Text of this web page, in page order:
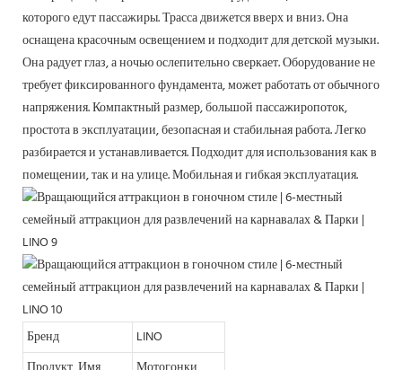
которого едут пассажиры. Трасса движется вверх и вниз. Она
оснащена красочным освещением и подходит для детской музыки.
Она радует глаз, а ночью ослепительно сверкает. Оборудование не
требует фиксированного фундамента, может работать от обычного
напряжения. Компактный размер, большой пассажиропоток,
простота в эксплуатации, безопасная и стабильная работа. Легко
разбирается и устанавливается. Подходит для использования как в
помещении, так и на улице. Мобильная и гибкая эксплуатация.
Бренд
LINO